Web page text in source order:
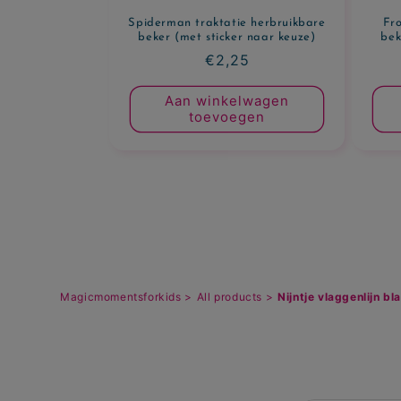
Spiderman traktatie herbruikbare
beker (met sticker naar keuze)
Normale
prijs
€2,25
Aan winkelwagen
toevoegen
Magicmomentsforkids > All products > Nijntje vlaggenlijn